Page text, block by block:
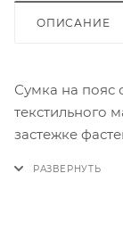
ОПИСАНИЕ
Сумка на пояс
текстильного
застежке